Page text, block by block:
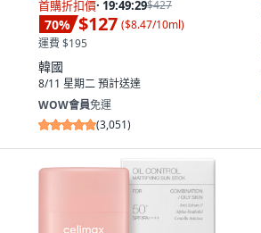
首購折扣價· 19:49:28$427
70% $127 ($8.47/10ml)
運費 $195
韓國
8/11 星期二預計送達
WOW會員免運
(3,051)